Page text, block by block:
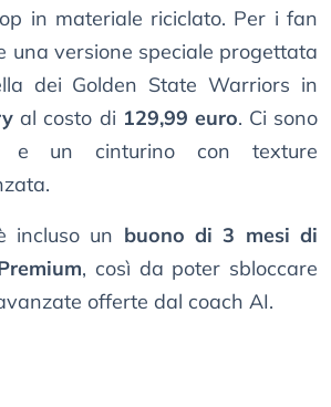
in materiale riciclato. Per i fan
una versione speciale progettata
dei Golden State Warriors in
al costo di 129,99 euro. Ci sono
e un cinturino con texture
incluso un buono di 3 mesi di
, così da poter sbloccare
offerte dal coach AI.